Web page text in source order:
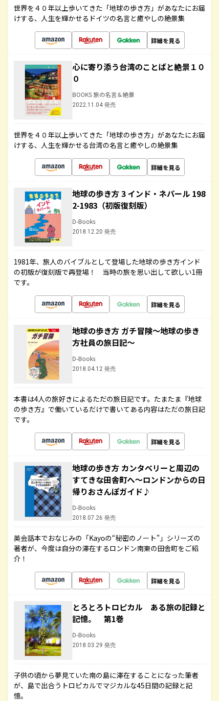
世界を４０年以上歩いてきた「地球の歩き方」があなたにお届
けする、人生を輝かせるドイツの名言と癒やしの絶景集
詳細を見る
心に寄り添う台湾のことばと絶景１０
０
BOOKS 旅の名言＆絶景
2022.11.04 発売
世界を４０年以上歩いてきた「地球の歩き方」があなたにお届
けする、人生を輝かせる台湾の名言と癒やしの絶景集
詳細を見る
地球の歩き方 3 インド・ネパール 198
2-1983（初版復刻版）
D-Books
2018.12.20 発売
1981年、旅人のバイブルとして登場した地球の歩き方インド
の初版が復刻版で再登場！ 当時の旅を思い出して欲しい1冊
です。
詳細を見る
地球の歩き方 ガチ冒険～地球の歩き
方社員の旅日記～
D-Books
2018.04.12 発売
本書は4人の旅好きによるただの旅日記です。たまたま『地球
の歩き方』で働いているだけで書いてある内容はただの旅日記
です。
詳細を見る
地球の歩き方 カンタベリーと周辺の
すてきな田舎町へ～ロンドンからの日
帰りおさんぽガイド♪
D-Books
2018.07.26 発売
英会話本でおなじみの「Kayoの“秘密のノート”」シリーズの
著者が、今度は自分の滞在するロンドン南東の田舎町をご紹
介！
詳細を見る
とろとろトロピカル ある旅の記録と
記憶。 第1巻
D-Books
2018.03.29 発売
子供の頃から夢見ていた南の島に滞在することになった筆者
が、島で出合うトロピカルでマジカルな45日間の記録と記
憶。